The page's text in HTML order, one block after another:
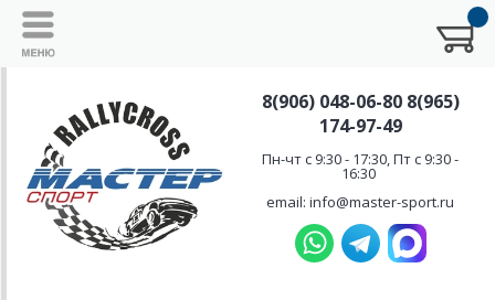
8(906) 048-06-80 8(965)
174-97-49
Пн-чт с 9:30 - 17:30, Пт с 9:30 -
16:30
email: info@master-sport.ru